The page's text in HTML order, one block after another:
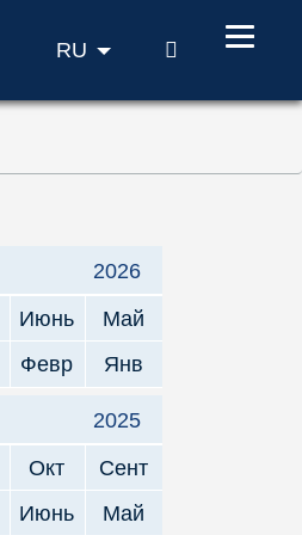
RU ПОИСК
2026
Июнь
Май
Февр Янв
2025
Окт
Сент
Июнь
Май